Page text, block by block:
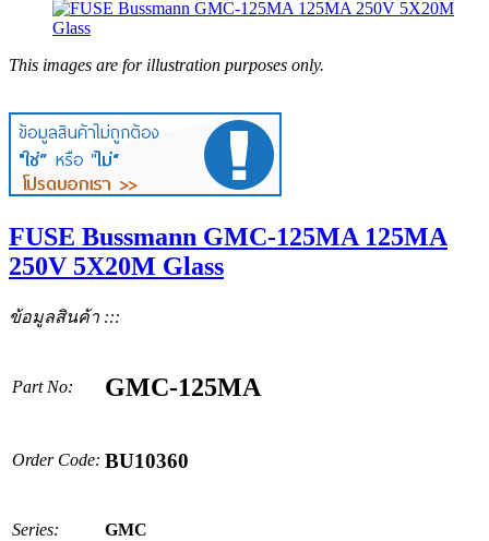
This images are for illustration purposes only.
FUSE Bussmann GMC-125MA 125MA
250V 5X20M Glass
ข้อมูลสินค้า :::
Part No: GMC-125MA
Order Code: BU10360
Series: GMC